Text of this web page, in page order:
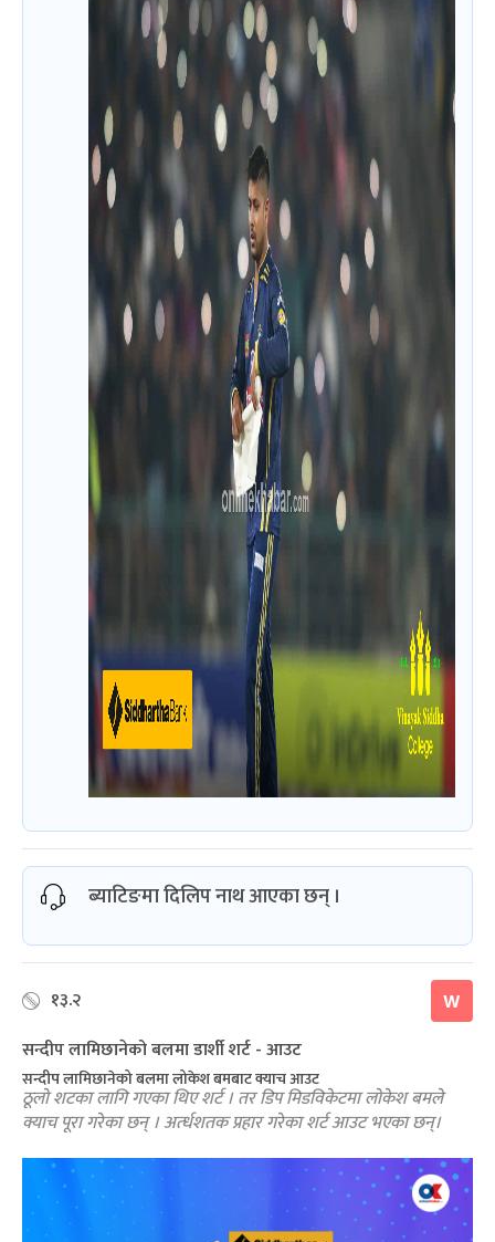
ब्याटिङमा दिलिप नाथ आएका छन् ।
१३.२ W
सन्दीप लामिछानेको बलमा डार्शी शर्ट - आउट
सन्दीप लामिछानेको बलमा लोकेश बमबाट क्याच आउट
ठूलो शटका लागि गएका थिए शर्ट । तर डिप मिडविकेटमा लोकेश बमले
क्याच पूरा गरेका छन् । अर्त्धशतक प्रहार गरेका शर्ट आउट भएका छन्।